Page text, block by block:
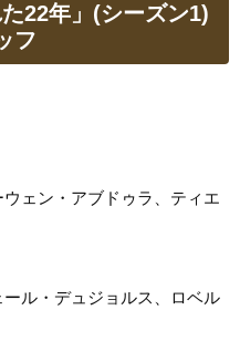
22年」(シーズン1)
フ
ェン・アブドゥラ、ティエ
ル・デュジョルス、ロベル